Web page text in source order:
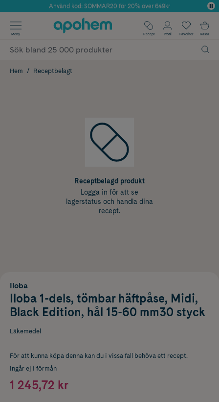
Årets Butik 2025 inom Skönhet
Använd kod: SOMMAR20 för 20% över 649kr
✓ Fri frakt
✓ Poäng på alla köp*
Meny Recept Profil Favoriter Kassa
Hem Receptbelagt
Receptbelagd produkt
Logga in för att se
lagerstatus och handla dina
recept.
Iloba
Iloba 1-dels, tömbar häftpåse, Midi,
Black Edition, hål 15-60 mm30 styck
Läkemedel
För att kunna köpa denna kan du i vissa fall behöva ett recept.
Ingår ej i förmån
1 245,72 kr